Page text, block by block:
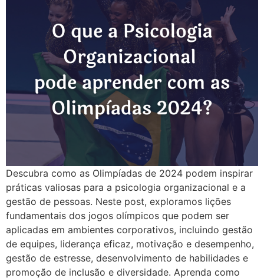
Descubra como as Olimpíadas de 2024 podem inspirar
práticas valiosas para a psicologia organizacional e a
gestão de pessoas. Neste post, exploramos lições
fundamentais dos jogos olímpicos que podem ser
aplicadas em ambientes corporativos, incluindo gestão
de equipes, liderança eficaz, motivação e desempenho,
gestão de estresse, desenvolvimento de habilidades e
promoção de inclusão e diversidade. Aprenda como